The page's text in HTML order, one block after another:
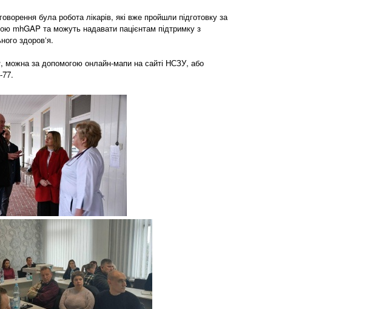
була робота лікарів, які вже пройшли підготовку за
mhGAP та можуть надавати пацієнтам підтримку з
здоров‘я.
можна за допомогою онлайн-мапи на сайті НСЗУ, або